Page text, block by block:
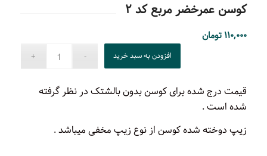
کوسن عمرخضر مربع کد ۲
۱۱۰,۰۰۰ تومان
افزودن به سبد خرید
قیمت درج شده برای کوسن بدون بالشتک در نظر گرفته
شده است .
زیپ دوخته شده کوسن از نوع زیپ مخفی میباشد .